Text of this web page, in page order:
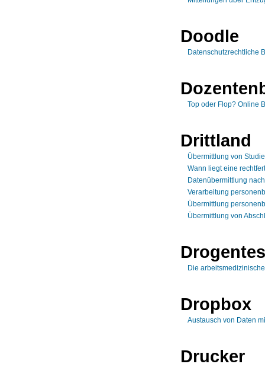
Doodle
Datenschutzrechtliche
Top oder Flop? Online
Drittland
Übermittlung von
Wann liegt eine
Datenübermittlung
Verarbeitung
Übermittlung
Übermittlung von
Die
Dropbox
Austausch von Daten
Drucker